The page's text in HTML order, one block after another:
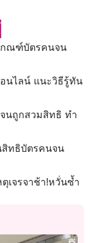
กณฑ์บัตรคนจน
นไลน์ แนะวิธีรู้ทัน
จนถูกสวมสิทธิ ทำ
สิทธิบัตรคนจน
ตุเจรจาช้า!หวั่นซ้ำ